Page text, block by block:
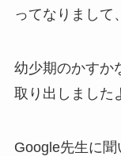
ってなりまして、
幼少期のかすか
取り出しました
Google先生に聞